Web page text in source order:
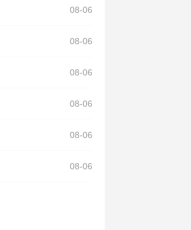
08-06
08-06
08-06
08-06
08-06
08-06